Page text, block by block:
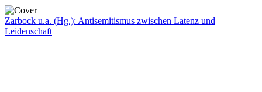
Zarbock u.a. (Hg.): Antisemitismus zwischen Latenz und
Leidenschaft